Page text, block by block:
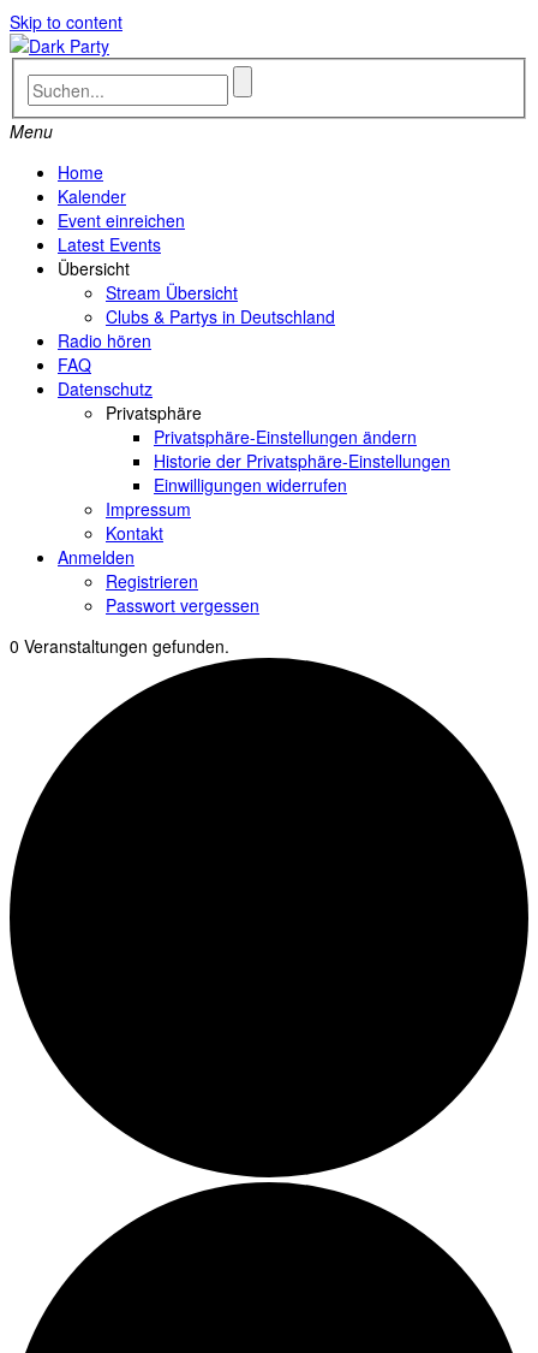
Skip to content
Menu
Home
Kalender
Event einreichen
Latest Events
Übersicht
Stream Übersicht
Clubs & Partys in Deutschland
Radio hören
FAQ
Datenschutz
Privatsphäre
Privatsphäre-Einstellungen ändern
Historie der Privatsphäre-Einstellungen
Einwilligungen widerrufen
Impressum
Kontakt
Anmelden
Registrieren
Passwort vergessen
0 Veranstaltungen gefunden.